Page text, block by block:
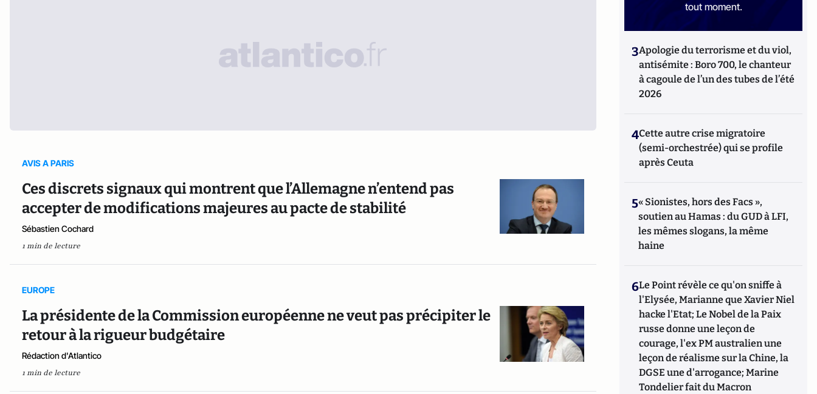
AVIS A PARIS
Ces discrets signaux qui montrent que l’Allemagne n’entend pas
accepter de modifications majeures au pacte de stabilité
Sébastien Cochard
1 min de lecture
EUROPE
La présidente de la Commission européenne ne veut pas précipiter le
retour à la rigueur budgétaire
Rédaction d'Atlantico
1 min de lecture
tout moment.
3Apologie du terrorisme et du viol,
antisémite : Boro 700, le chanteur
à cagoule de l’un des tubes de l’été
2026
4Cette autre crise migratoire
(semi-orchestrée) qui se profile
après Ceuta
5« Sionistes, hors des Facs »,
soutien au Hamas : du GUD à LFI,
les mêmes slogans, la même
haine
6Le Point révèle ce qu'on sniffe à
l'Elysée, Marianne que Xavier Niel
hacke l'Etat; Le Nobel de la Paix
russe donne une leçon de
courage, l'ex PM australien une
leçon de réalisme sur la Chine, la
DGSE une d'arrogance; Marine
Tondelier fait du Macron